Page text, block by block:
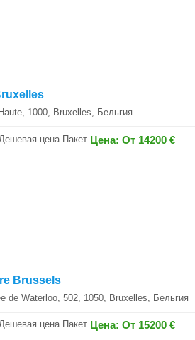
1000, Bruxelles, Бельгия
цена Пакет Цена: От 14200 €
Brussels
de Waterloo, 502, 1050, Bruxelles, Бельгия
цена Пакет Цена: От 15200 €